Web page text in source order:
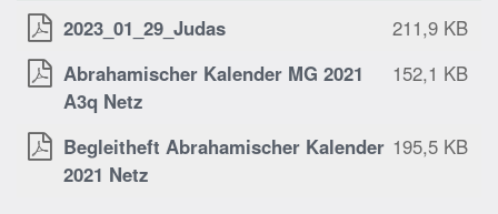
2023_01_29_Judas
211,9 KB
Abrahamischer Kalender MG 2021
A3q Netz
152,1 KB
Begleitheft Abrahamischer Kalender
2021 Netz
195,5 KB